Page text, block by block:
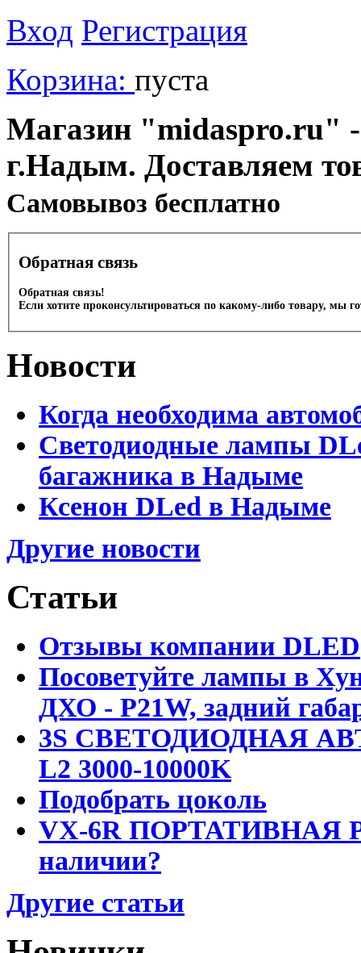
Вход Регистрация
Корзина: пуста
Магазин "midaspro.ru" -
г.Надым. Доставляем
Cамовывоз бесплатно
Обратная связь
Обратная связь!
Если хотите проконсультироваться по какому-либо товару, мы
Новости
Когда необходима
Светодиодные лампы
багажника в Надыме
Ксенон DLed в Надыме
Другие новости
Статьи
Отзывы компании DLED
Посоветуйте лампы в
ДХО - P21W, задний
3S СВЕТОДИОДНАЯ
L2 3000-10000K
Подобрать цоколь
VX-6R ПОРТАТИВНАЯ
наличии?
Другие статьи